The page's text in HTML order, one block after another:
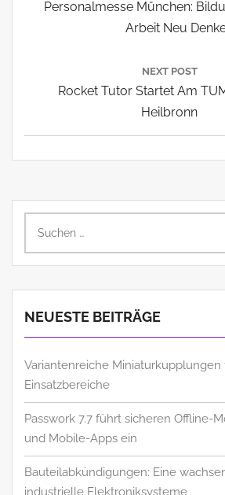
Post:
Personalmesse München:
Arbeit Neu
NEXT POST
Next
Rocket Tutor Startet Am
Heilbronn
nach:
NEUESTE BEITRÄGE
Variantenreiche Miniaturkupplungen
Einsatzbereiche
Passwork 7.7 führt sicheren Offline-
und Mobile-Apps ein
Bauteilabkündigungen: Eine
industrielle Elektroniksysteme